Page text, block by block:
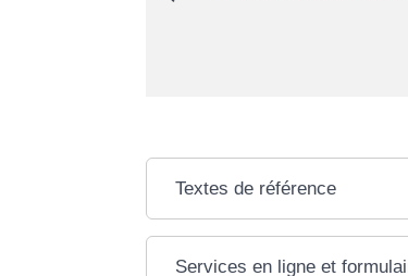
Textes de référence
Services en ligne et